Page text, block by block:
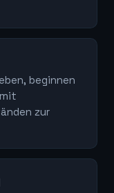
beginnen
zur